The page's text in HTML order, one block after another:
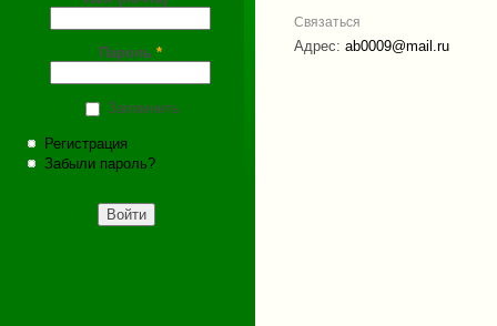
Пароль *
Запомнить
Регистрация
Забыли пароль?
Связаться
Адрес: ab0009@mail.ru